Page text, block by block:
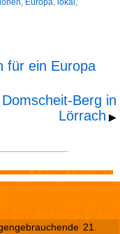
, Europa, lokal,
für ein Europa
Berg in
Lörrach ▶
21.